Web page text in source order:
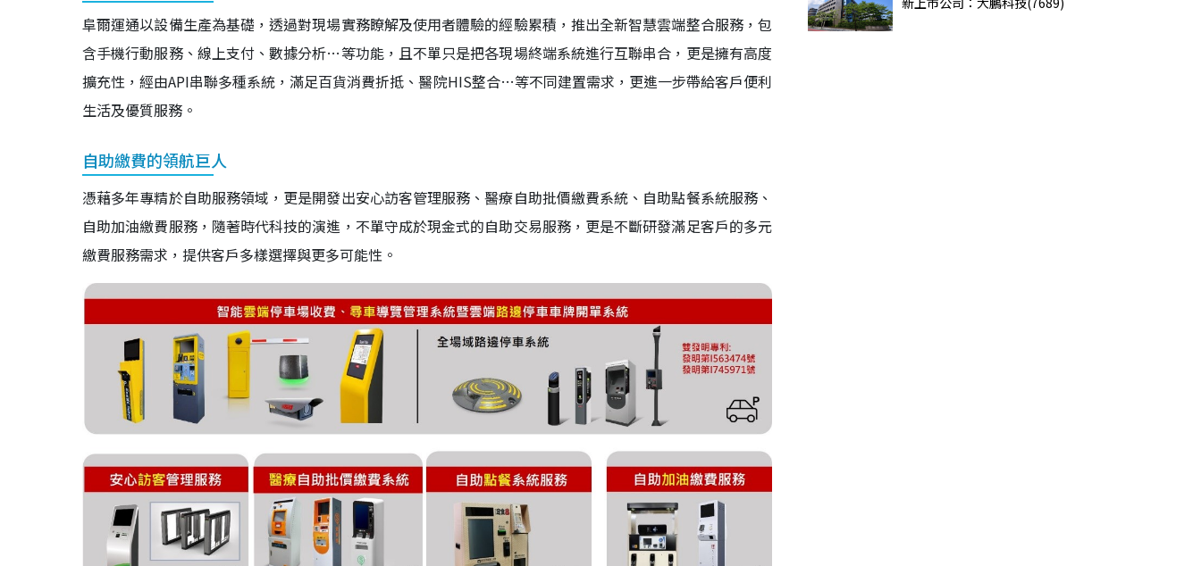
阜爾運通以設備生產為基礎，透過對現場實務瞭解及使用者體驗的經驗累積，推出全新智慧雲端整合服務，包
含手機行動服務、線上支付、數據分析…等功能，且不單只是把各現場終端系統進行互聯串合，更是擁有高度
擴充性，經由API串聯多種系統，滿足百貨消費折抵、醫院HIS整合…等不同建置需求，更進一步帶給客戶便利
生活及優質服務。
自助繳費的領航巨人
憑藉多年專精於自助服務領域，更是開發出安心訪客管理服務、醫療自助批價繳費系統、自助點餐系統服務、
自助加油繳費服務，隨著時代科技的演進，不單守成於現金式的自助交易服務，更是不斷研發滿足客戶的多元
繳費服務需求，提供客戶多樣選擇與更多可能性。